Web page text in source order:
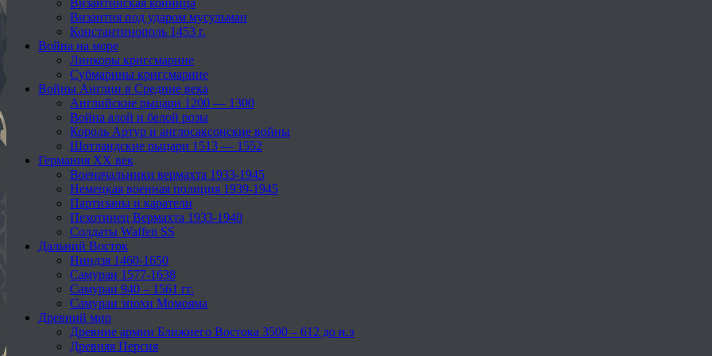
Византийская конница
Византия под ударом мусульман
Константинополь 1453 г.
Война на море
Линкоры кригсмарине
Субмарины кригсмарине
Войны Англии в Средние века
Английские рыцари 1200 — 1300
Война алой и белой розы
Король Артур и англосаксонские войны
Шотландские рыцари 1513 — 1552
Германия XX век
Военачальники вермахта 1933-1945
Немецкая военная полиция 1939-1945
Партизаны и каратели
Пехотинец Вермахта 1933-1940
Солдаты Waffen SS
Дальний Восток
Ниндзя 1460-1650
Самураи 1577-1638
Самураи 940 – 1561 гг.
Самураи эпохи Момояма
Древний мир
Древние армии Ближнего Востока 3500 – 612 до н.э
Древняя Персия